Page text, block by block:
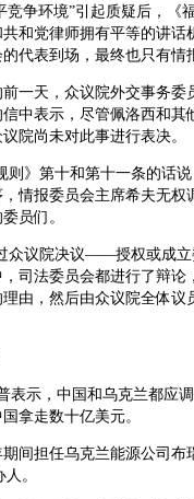
竞争环境”引起质疑后，
和党律师拥有平等的讲
代表到场，最终也只有情
一天，众议院外交事务
中表示，尽管佩洛西和其
院尚未对此事进行表决。
则》第十和第十一条的话
情报委员会主席希夫无
员们。
众议院决议——授权或成
，司法委员会都进行了辩
由，然后由众议院全体
表示，中国和乌克兰都应
拿走数十亿美元。
期间担任乌克兰能源公司
。